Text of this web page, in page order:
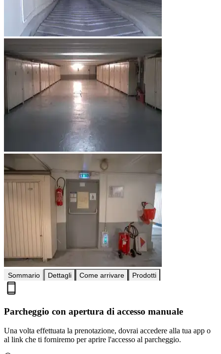
Sommario Dettagli Come arrivare Prodotti
Parcheggio con apertura di accesso manuale
Una volta effettuata la prenotazione, dovrai accedere alla tua app o
al link che ti forniremo per aprire l'accesso al parcheggio.